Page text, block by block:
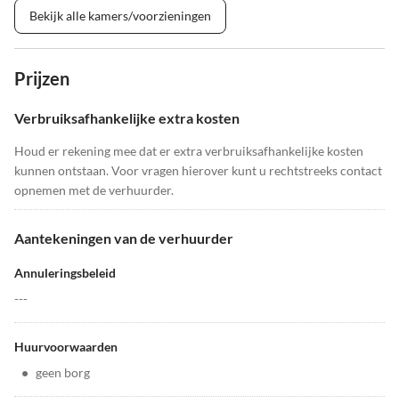
Bekijk alle kamers/voorzieningen
Prijzen
Verbruiksafhankelijke extra kosten
Houd er rekening mee dat er extra verbruiksafhankelijke kosten
kunnen ontstaan. Voor vragen hierover kunt u rechtstreeks contact
opnemen met de verhuurder.
Aantekeningen van de verhuurder
Annuleringsbeleid
---
Huurvoorwaarden
• geen borg